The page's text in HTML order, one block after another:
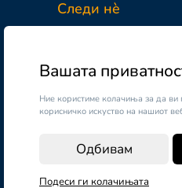
Вашата
Ние користиме колачиња за да ви
корисничко искуство на нашиот
Одбивам
Подеси ги колачињата
Следи нè